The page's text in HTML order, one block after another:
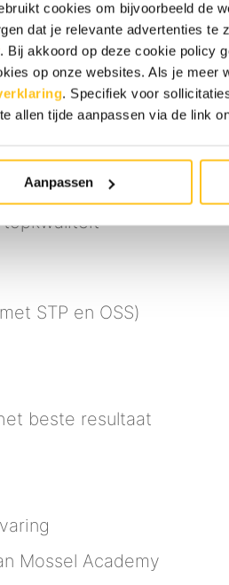
cookies om bijvoorbeeld de
dat je relevante advertenties te
. Bij akkoord op deze cookie policy
op onze websites. Als je meer
. Specifiek voor
allen tijde aanpassen via de link
Aanpassen
Je zorgt dat
bestaan uit:
topkwaliteit
STP en OSS)
beste resultaat
Mossel Academy